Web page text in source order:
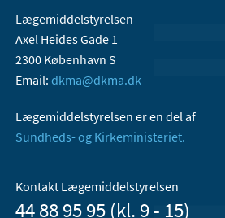
Lægemiddelstyrelsen
Axel Heides Gade 1
2300 København S
Email: dkma@dkma.dk
Lægemiddelstyrelsen er en del af
Sundheds- og Kirkeministeriet.
Kontakt Lægemiddelstyrelsen
44 88 95 95 (kl. 9 - 15)